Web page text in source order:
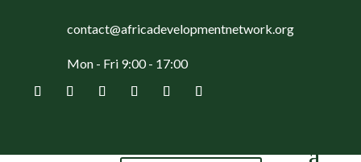
contact@africadevelopmentnetwork.org
Mon - Fri 9:00 - 17:00